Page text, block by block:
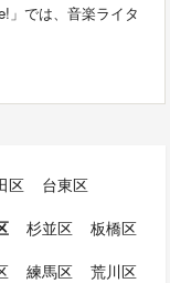
」では、音楽ライタ
区
台東区
杉並区
板橋区
練馬区
荒川区